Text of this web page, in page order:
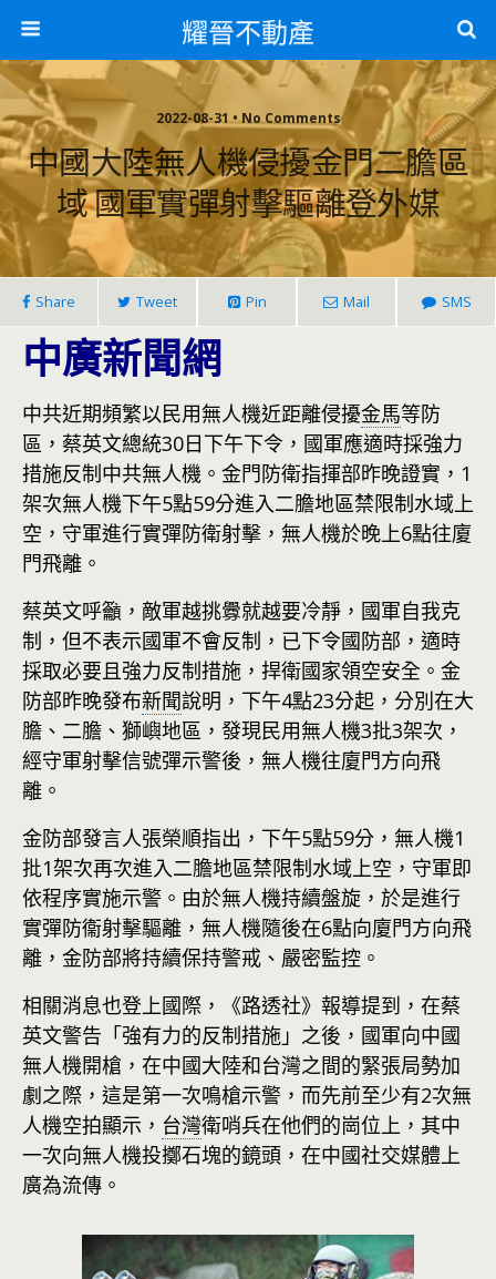
耀晉不動產
2022-08-31 • No Comments
中國大陸無人機侵擾金門二膽區
域 國軍實彈射擊驅離登外媒
Share Tweet Pin Mail SMS
中廣新聞網
中共近期頻繁以民用無人機近距離侵擾金馬等防
區，蔡英文總統30日下午下令，國軍應適時採強力
措施反制中共無人機。金門防衛指揮部昨晚證實，1
架次無人機下午5點59分進入二膽地區禁限制水域上
空，守軍進行實彈防衛射擊，無人機於晚上6點往廈
門飛離。
蔡英文呼籲，敵軍越挑釁就越要冷靜，國軍自我克
制，但不表示國軍不會反制，已下令國防部，適時
採取必要且強力反制措施，捍衛國家領空安全。金
防部昨晚發布新聞說明，下午4點23分起，分別在大
膽、二膽、獅嶼地區，發現民用無人機3批3架次，
經守軍射擊信號彈示警後，無人機往廈門方向飛
離。
金防部發言人張榮順指出，下午5點59分，無人機1
批1架次再次進入二膽地區禁限制水域上空，守軍即
依程序實施示警。由於無人機持續盤旋，於是進行
實彈防衞射擊驅離，無人機隨後在6點向廈門方向飛
離，金防部將持續保持警戒、嚴密監控。
相關消息也登上國際，《路透社》報導提到，在蔡
英文警告「強有力的反制措施」之後，國軍向中國
無人機開槍，在中國大陸和台灣之間的緊張局勢加
劇之際，這是第一次鳴槍示警，而先前至少有2次無
人機空拍顯示， 台灣衛哨兵在他們的崗位上，其中
一次向無人機投擲石塊的鏡頭，在中國社交媒體上
廣為流傳。